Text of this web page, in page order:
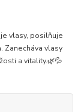
vlasy, posilňuje
Zanecháva vlasy
a vitality.🌿💦